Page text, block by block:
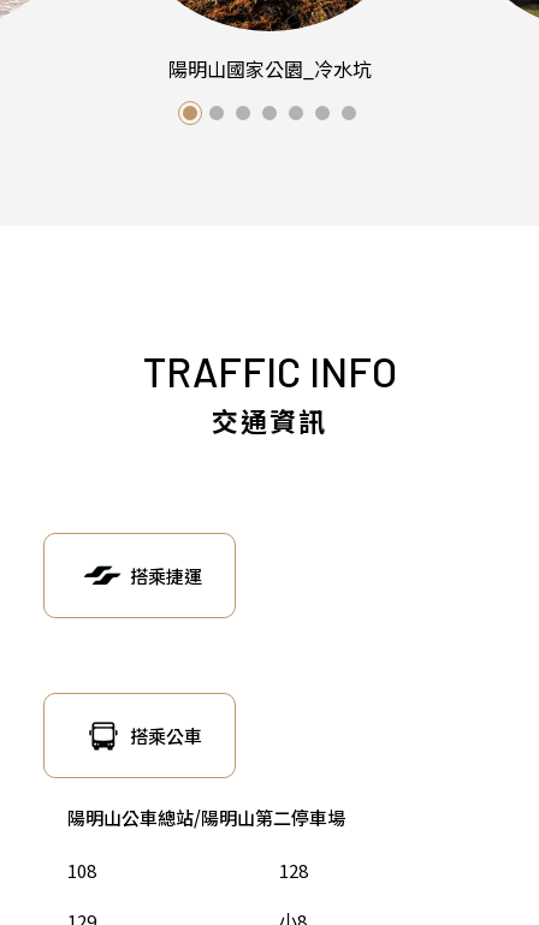
陽明山國家公園_冷水坑
TRAFFIC INFO
交通資訊
搭乘捷運
搭乘公車
陽明山公車總站/陽明山第二停車場
108
128